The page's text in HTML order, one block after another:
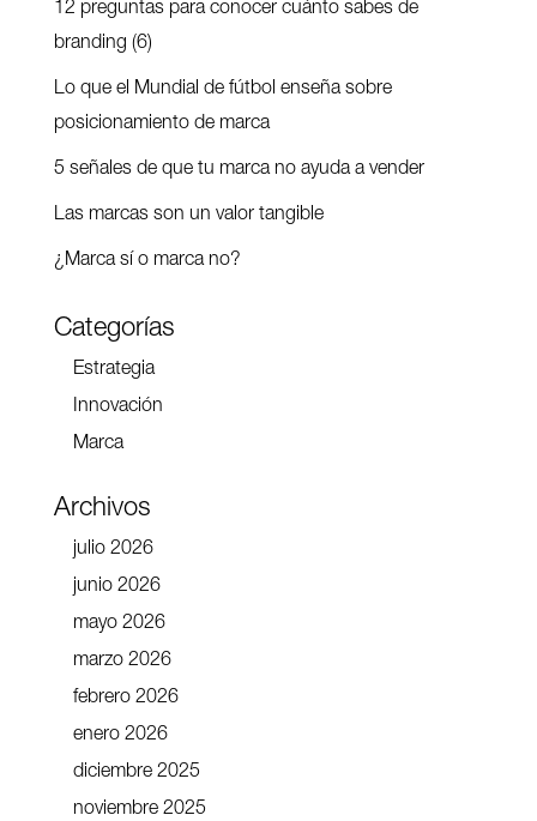
12 preguntas para conocer cuánto sabes de
branding (6)
Lo que el Mundial de fútbol enseña sobre
posicionamiento de marca
5 señales de que tu marca no ayuda a vender
Las marcas son un valor tangible
¿Marca sí o marca no?
Categorías
Estrategia
Innovación
Marca
Archivos
julio 2026
junio 2026
mayo 2026
marzo 2026
febrero 2026
enero 2026
diciembre 2025
noviembre 2025